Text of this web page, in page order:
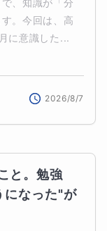
。今回は、高
に意識した...
2026/8/7
と。勉強
になった"が